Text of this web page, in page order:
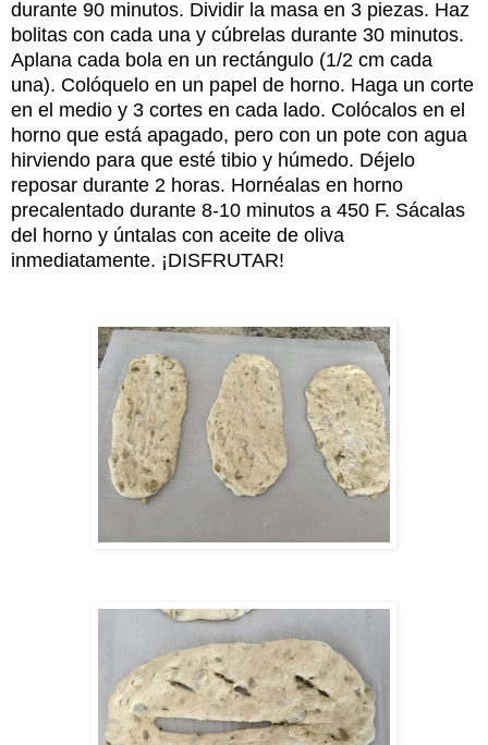
durante 90 minutos. Dividir la masa en 3 piezas. Haz
bolitas con cada una y cúbrelas durante 30 minutos.
Aplana cada bola en un rectángulo (1/2 cm cada
una). Colóquelo en un papel de horno. Haga un corte
en el medio y 3 cortes en cada lado. Colócalos en el
horno que está apagado, pero con un pote con agua
hirviendo para que esté tibio y húmedo. Déjelo
reposar durante 2 horas. Hornéalas en horno
precalentado durante 8-10 minutos a 450 F. Sácalas
del horno y úntalas con aceite de oliva
inmediatamente. ¡DISFRUTAR!